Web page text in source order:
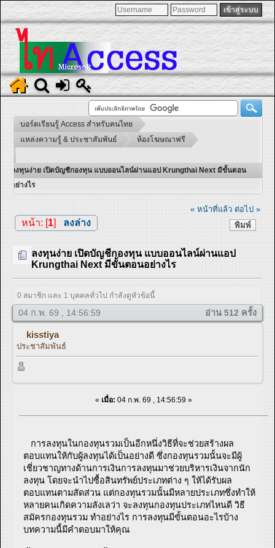
บอร์ดเรียนรู้ Access สำหรับคนไทย
แหล่งความรู้ & ประชาสัมพันธ์
ห้องโฆษณาฟรี
ลงทุนง่าย เปิดบัญชีกองทุน แบบออนไลน์ผ่านแอป Krungthai Next มีขั้นตอน
อย่างไร
« หน้าที่แล้ว ต่อไป »
พิมพ์
หน้า: [1] ลงล่าง
ลงทุนง่าย เปิดบัญชีกองทุน แบบออนไลน์ผ่านแอป
Krungthai Next มีขั้นตอนอย่างไร
0 สมาชิก และ 1 บุคคลทั่วไป กำลังดูหัวข้อนี้
04 ก.พ. 69 , 14:56:59 อ่าน 512 ครั้ง
kisstiya
ประชาสัมพันธ์
« เมื่อ: 04 ก.พ. 69 , 14:56:59 »
การลงทุนในกองทุนรวมเป็นอีกหนึ่งวิธีที่จะช่วยสร้างผล
ตอบแทนให้กับผู้ลงทุนได้เป็นอย่างดี ซึ่งกองทุนรวมนั้นจะมีผู้
เชี่ยวชาญทางด้านการเงินการลงทุนมาช่วยบริหารเงินจากนัก
ลงทุน โดยจะนำไปซื้อสินทรัพย์ประเภทต่าง ๆ ให้ได้รับผล
ตอบแทนตามสัดส่วน แต่กองทุนรวมนั้นมีหลายประเภทซึ่งทำให้
หลายคนเกิดความลังเลว่า จะลงทุนกองทุนประเภทไหนดี วิธี
สมัครกองทุนรวม ทำอย่างไร การลงทุนมีขั้นตอนอะไรบ้าง
บทความนี้มีคำตอบมาให้คุณ